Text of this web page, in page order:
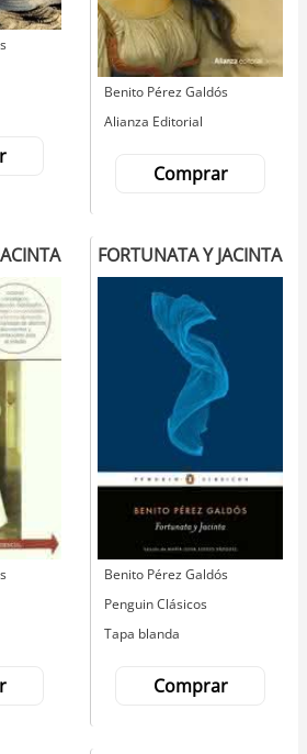
Autor
Benito Pérez Galdós
Editorial
Alianza Editorial
Comprar
FORTUNATA Y JACINTA
Autor
Benito Pérez Galdós
Editorial
Penguin Clásicos
Tapa blanda
Comprar